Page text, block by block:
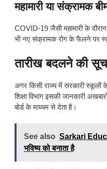
महामारी या संक्रामक
COVID-19 जैसी महामारी के
भी नए संक्रामक रोग के फैलने पर
तारीख बदलने की
अगर किसी राज्य में सरकारी स्कूलों
शिक्षा विभाग इसकी जानकारी
बोर्ड के माध्यम से देता है।
See also Sarkari
भविष्य को बनाता है